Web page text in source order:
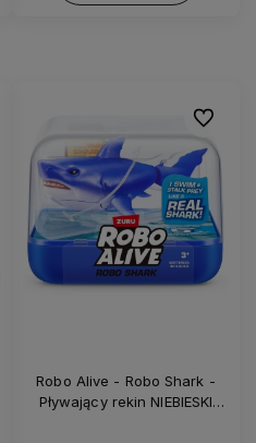
Robo Alive - Robo Shark -
Pływający rekin NIEBIESKI
Do